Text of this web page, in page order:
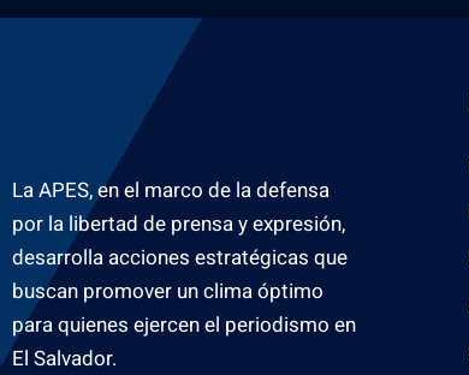
La APES, en el marco de la defensa
por la libertad de prensa y expresión,
desarrolla acciones estratégicas que
buscan promover un clima óptimo
para quienes ejercen el periodismo en
El Salvador.